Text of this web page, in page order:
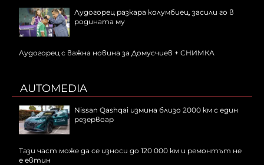
Лудогорец разкара колумбиец, засили го в
родината му
Лудогорец с важна новина за Домусчиев + СНИМКА
AUTOMEDIA
Nissan Qashqai измина близо 2000 км с един
резервоар
Тази част може да се износи до 120 000 км и ремонтът не
е евтин